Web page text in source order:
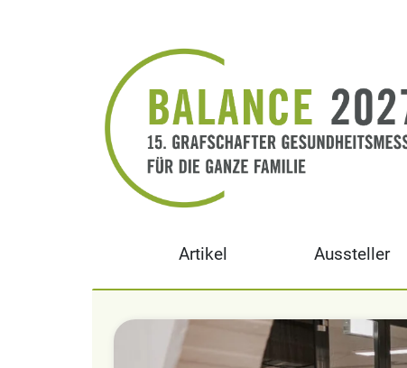
Artikel Aussteller